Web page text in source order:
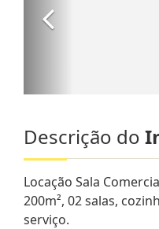
Descrição do
Locação Sala
200m², 02 salas,
serviço.